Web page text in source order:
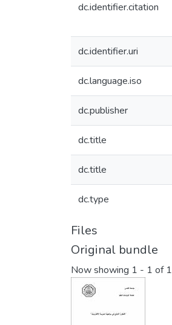
dc.identifier.citation
dc.identifier.uri
dc.language.iso
dc.publisher
dc.title
dc.title
dc.type
Files
Original bundle
Now showing 1 - 1 of 1